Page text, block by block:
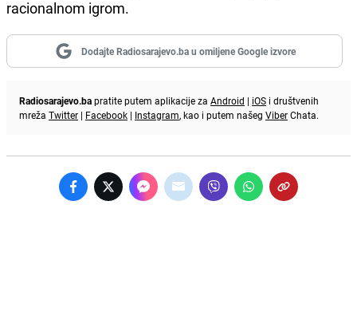
racionalnom igrom.
Dodajte Radiosarajevo.ba u omiljene Google izvore
Radiosarajevo.bapratite putem aplikacije za Android | iOS i društvenih
mreža Twitter | Facebook | Instagram, kao i putem našeg ViberChata.